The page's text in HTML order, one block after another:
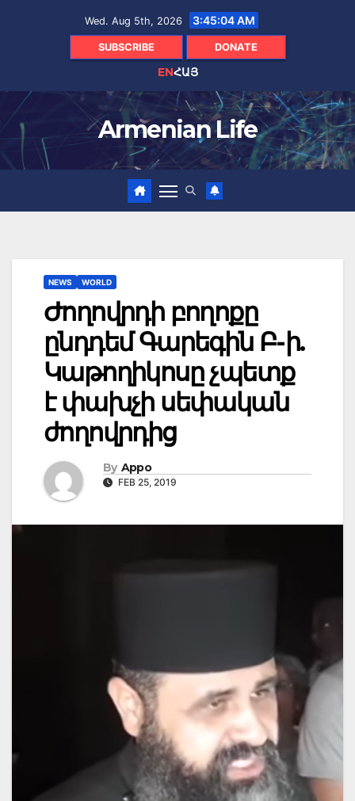
Wed. Aug 5th, 2026 3:45:05 AM
SUBSCRIBE DONATE
ENՀԱՅ
Armenian Life
NEWS WORLD
Ժողովրդի բողոքը
ընդդեմ Գարեգին Բ-ի.
Կաթողիկոսը չպետք
է փախչի սեփական
ժողովրդից
By Appo
FEB 25, 2019